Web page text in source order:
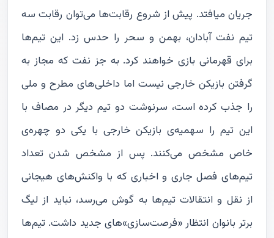
جریان می‎افتد. پیش از شروع رقابت‌ها می‌توان رقابت سه
تیم نفت آبادان، بهمن و سحر را حدس زد. این تیم‌ها
برای قهرمانی بازی خواهند کرد. به جز نفت که مجاز به
گرفتن بازیکن خارجی نیست اما داخلی‌های مطرح و ملی
را جذب کرده است، سرنوشت دو تیم دیگر در مصاف با
این تیم را سهمیه‌ی بازیکن خارجی با یکی دو چهره‌ی
خاص مشخص می‌کنند. پس از مشخص شدن تعداد
تیم‌های فصل جاری و اخباری که با واکنش‌های هیجانی
از نقل و انتقالات تیم‌ها به گوش می‌رسد، نباید از لیگ
برتر بانوان انتظار «فرصت‌سازی»‌های جدید داشت. تیم‌ها